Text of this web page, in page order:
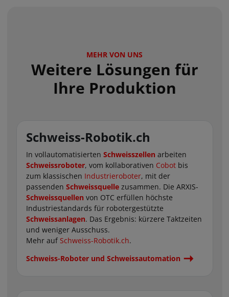
MEHR VON UNS
Weitere Lösungen für
Ihre Produktion
Schweiss-Robotik.ch
In vollautomatisierten Schweisszellen arbeiten
Schweissroboter, vom kollaborativen Cobotbis
zum klassischen Industrieroboter, mit der
passenden Schweissquellezusammen. Die ARXIS-
Schweissquellen von OTC erfüllen höchste
Industriestandards für robotergestützte
Schweissanlagen. Das Ergebnis: kürzere Taktzeiten
und weniger Ausschuss.
Mehr auf Schweiss-Robotik.ch.
Schweiss-Roboter und Schweissautomation